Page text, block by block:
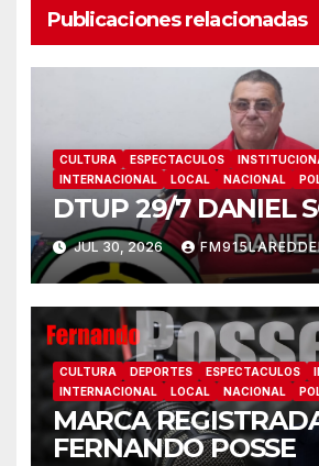
Publicaciones relacionadas
CULTURA ESPECTACULOS
INTERNACIONAL
LOCAL NACIONAL
DTUP 29/7 DANIEL
JUL 30, 2026
CULTURA DEPORTES ESPECTACULOS
INTERNACIONAL
LOCAL NACIONAL
MARCA
FERNANDO POSSE